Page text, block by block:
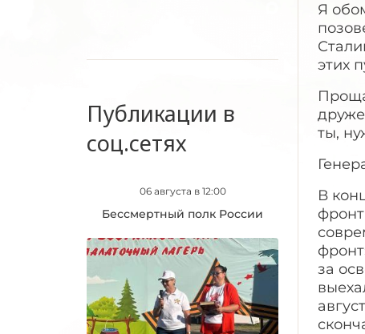
Публикации в
соц.сетях
06 августа в 12:00
Бессмертный полк России
Я
этих
ты,
В
за